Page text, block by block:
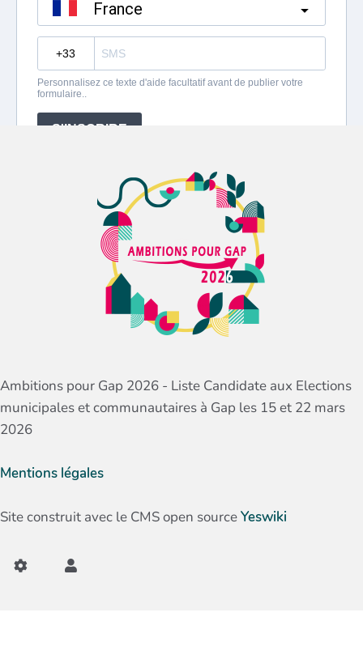
Ambitions pour Gap 2026 - Liste Candidate aux Elections
municipales et communautaires à Gap les 15 et 22 mars
2026
Mentions légales
Site construit avec le CMS open sourceYeswiki